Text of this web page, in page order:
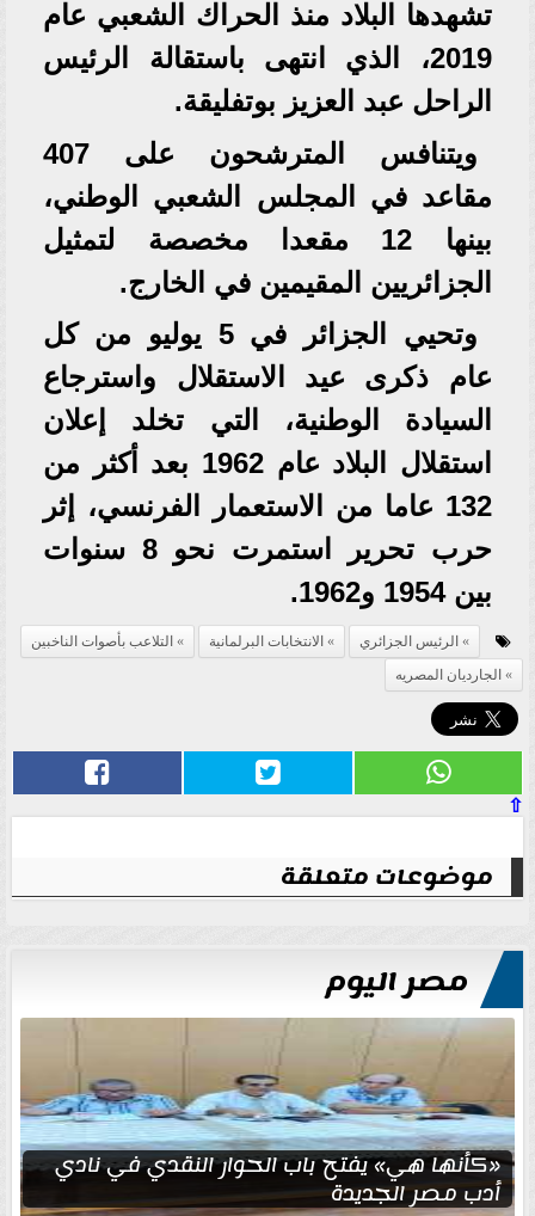
تشهدها البلاد منذ الحراك الشعبي عام
2019، الذي انتهى باستقالة الرئيس
الراحل عبد العزيز بوتفليقة.
ويتنافس المترشحون على 407
مقاعد في المجلس الشعبي الوطني،
بينها 12 مقعدا مخصصة لتمثيل
الجزائريين المقيمين في الخارج.
وتحيي الجزائر في 5 يوليو من كل
عام ذكرى عيد الاستقلال واسترجاع
السيادة الوطنية، التي تخلد إعلان
استقلال البلاد عام 1962 بعد أكثر من
132 عاما من الاستعمار الفرنسي، إثر
حرب تحرير استمرت نحو 8 سنوات
بين 1954 و1962.
الرئيس الجزائري الانتخابات البرلمانية
التلاعب بأصوات الناخبين
الجارديان المصريه
⇧
موضوعات متعلقة
مصر اليوم
«كأنها هي» يفتح باب الحوار النقدي في نادي
أدب مصر الجديدة